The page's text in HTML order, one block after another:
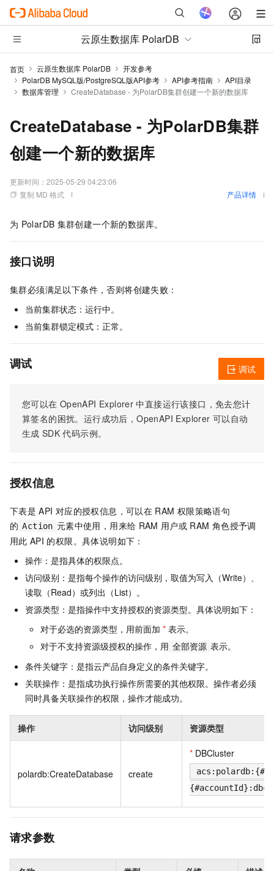
云原生数据库 PolarDB
首页 云原生数据库 PolarDB
开发参考
PolarDB MySQL版/PostgreSQL版API参考
API参考指南
API目录
数据库管理
CreateDatabase - 为PolarDB集群创建一个新的数据库
CreateDatabase - 为PolarDB集群
创建一个新的数据库
更新时间： 2025-05-29 04:23:06
复制 MD 格式
产品详情
为 PolarDB 集群创建一个新的数据库。
接口说明
集群必须满足以下条件，否则将创建失败：
当前集群状态：运行中。
当前集群锁定模式：正常。
调试
您可以在 OpenAPI Explorer 中直接运行该接口，免去您计
算签名的困扰。运行成功后，OpenAPI Explorer 可以自动
生成 SDK 代码示例。
调试
授权信息
下表是 API 对应的授权信息，可以在 RAM 权限策略语句
的 Action 元素中使用，用来给 RAM 用户或 RAM 角色授予调
用此 API 的权限。具体说明如下：
操作：是指具体的权限点。
访问级别：是指每个操作的访问级别，取值为写入（Write）、
读取（Read）或列出（List）。
资源类型：是指操作中支持授权的资源类型。具体说明如下：
对于必选的资源类型，用前面加 * 表示。
对于不支持资源级授权的操作，用 全部资源 表示。
条件关键字：是指云产品自身定义的条件关键字。
关联操作：是指成功执行操作所需要的其他权限。操作者必须
同时具备关联操作的权限，操作才能成功。
操作 访问级别 资源类型
polardb:CreateDatabase create
* DBCluster
请求参数